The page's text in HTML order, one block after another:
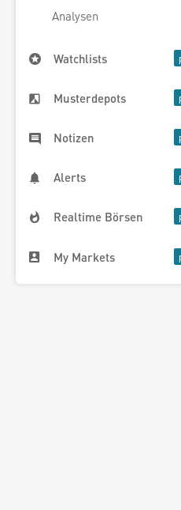
Analysen
Watchlists
Musterdepots
Notizen
Alerts
Realtime Börsen
My Markets